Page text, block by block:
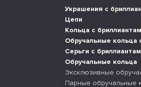
Украшения с
Цепи
Кольца с
Обручальные кольца
Серьги с
Обручальные кольца
Эксклюзивные
Парные обручальные